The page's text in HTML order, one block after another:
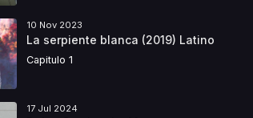
10 Nov 2023
La serpiente blanca (2019) Latino
Capitulo 1
17 Jul 2024